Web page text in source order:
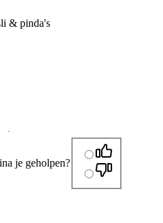
& pinda's
je geholpen?